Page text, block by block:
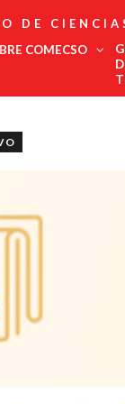
DE
COMECSO
Editorial